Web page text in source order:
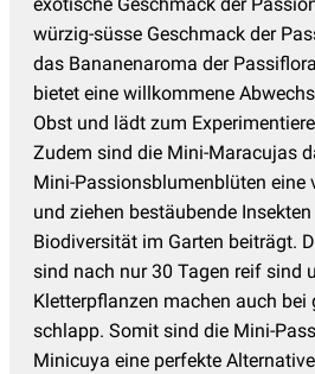
exotische Geschmack der
würzig-süsse Geschmack der
das Bananenaroma der
bietet eine willkommene
Obst und lädt zum
Zudem sind die Mini-Maracujas
Mini-Passionsblumenblüten eine
und ziehen bestäubende
Biodiversität im Garten beiträgt.
sind nach nur 30 Tagen reif sind
Kletterpflanzen machen auch bei
schlapp. Somit sind die Mini-
Minicuya eine perfekte